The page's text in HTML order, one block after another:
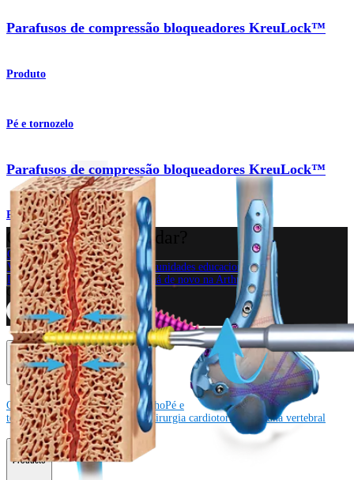
Parafusos de compressão bloqueadores KreuLock™
Produto
Pé e tornozelo
Parafusos de compressão bloqueadores KreuLock™
Produto
Como podemos ajudar?
Contacte um representante
Veja eventos, laboratórios e oportunidades educacionais
Inscreva-se para receber: O que há de novo na Arthrex?
Conecte-se conosco
Procedimento
OmbroJoelhoCotoveloMão e punhoPé e
tornozeloQuadrilOrtobiológicosCirurgia cardiotorácica Coluna vertebral
Producto